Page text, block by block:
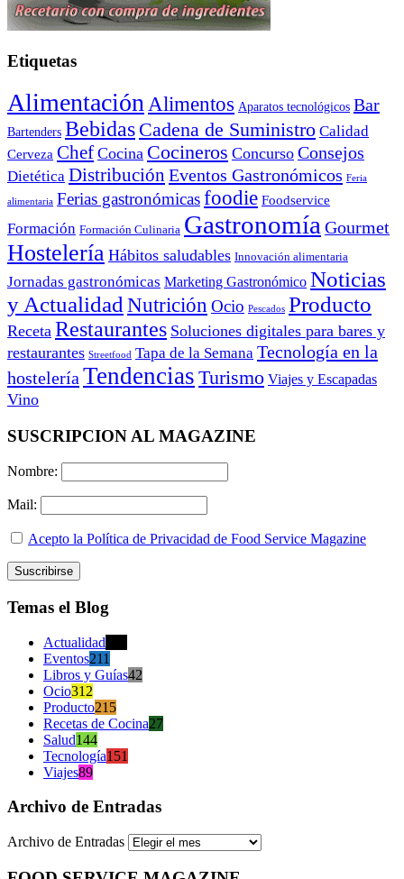
Etiquetas
Alimentación Alimentos Aparatos tecnológicos Bar
Bartenders Bebidas Cadena de Suministro Calidad
Cerveza Chef Cocina Cocineros Concurso Consejos
Dietética Distribución Eventos Gastronómicos Feria
alimentaria Ferias gastronómicasfoodie Foodservice
Formación Formación Culinaria Gastronomía Gourmet
Hostelería Hábitos saludables Innovación alimentaria
Jornadas gastronómicas Marketing Gastronómico Noticias
y Actualidad Nutrición Ocio Pescados Producto
Receta Restaurantes Soluciones digitales para bares y
restaurantes Streetfood Tapa de la Semana Tecnología en la
hostelería Tendencias Turismo Viajes y Escapadas
Vino
SUSCRIPCION AL MAGAZINE
Nombre:
Mail:
Acepto la Política de Privacidad de Food Service Magazine
Temas el Blog
Actualidad
Eventos211
Libros y Guías42
Ocio312
Producto215
Recetas de Cocina27
Salud144
Tecnología151
Viajes89
Archivo de Entradas
Archivo de Entradas